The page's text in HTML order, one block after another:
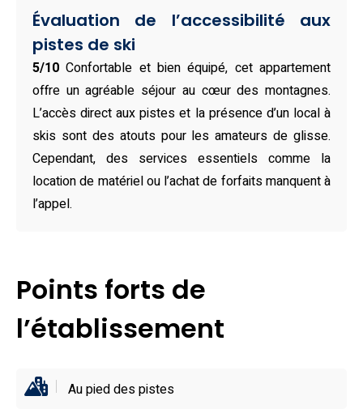
dans deux chambres confortables, dont une avec lits
simples et une avec lits superposés. Vous y trouverez
une cuisine dînatoire tout équipée avec lave-vaisselle, four
micro-ondes, plaques électriques et appareils pratiques
tels qu’une cafetière, un grille-pain ou encore un appareil à
raclette. La salle de bains est fonctionnelle, avec baignoire
et linge en option. L’établissement propose également un
casier à skis, un ascenseur et un accès à une piscine
intérieure chauffée, parfaite pour se détendre après une
journée active sur les pistes.
Situé à quelques mètres des remontées mécaniques
telles que La Bergerie ou L’Escapade, il est également
proche du départ de randonnées, restaurants (Le Tomrider
au centre de la station. Le Parc National des Écrins est à
Évaluation de l’accessibilité aux
pistes de ski
5/10 Confortable et bien équipé, cet appartement
offre un agréable séjour au cœur des montagnes.
L’accès direct aux pistes et la présence d’un local à
skis sont des atouts pour les amateurs de glisse.
Cependant, des services essentiels comme la
location de matériel ou l’achat de forfaits manquent à
l’appel.
Points forts de
l’établissement
Au pied des pistes